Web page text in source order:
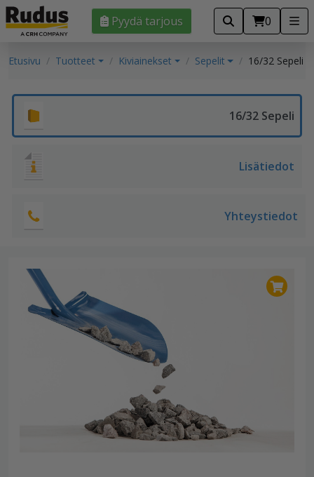
Pyydä tarjous 0
Etusivu Tuotteet Kiviainekset Sepelit 16/32 Sepeli
16/32 Sepeli
Lisätiedot
Yhteystiedot